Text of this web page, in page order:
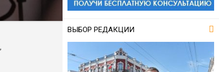
ВЫБОР РЕДАКЦИИ